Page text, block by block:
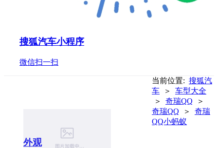
搜狐汽车小程序
微信扫一扫
当前位置: 搜狐汽
车
＞
车型大全
＞
奇瑞QQ
＞
奇瑞QQ
＞
奇瑞
QQ小蚂蚁
外观